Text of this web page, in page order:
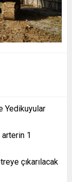
Yedikuyular
1
çıkarılacak